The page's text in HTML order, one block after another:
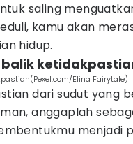
saling
kamu akan
hidup.
balik
Elina Fairytale)
dari sudut yang
anggaplah
menjadi